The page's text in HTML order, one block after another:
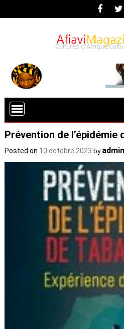
Prévention de l’épidémie
Posted on 10 octobre 2023 by admin